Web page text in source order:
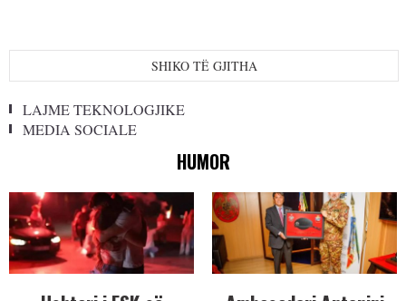
SHIKO TË GJITHA
LAJME TEKNOLOGJIKE
MEDIA SOCIALE
HUMOR